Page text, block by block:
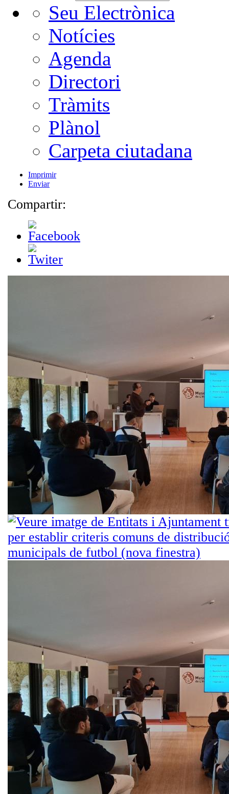
Seu Electrònica
Notícies
Agenda
Directori
Tràmits
Plànol
Carpeta ciutadana
Imprimir
Enviar
Compartir: